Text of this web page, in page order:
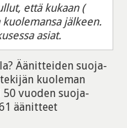
että kukaan (
jälkeen.
asiat.
Äänitteiden suoja-
kuoleman
50 vuoden suoja-
äänitteet